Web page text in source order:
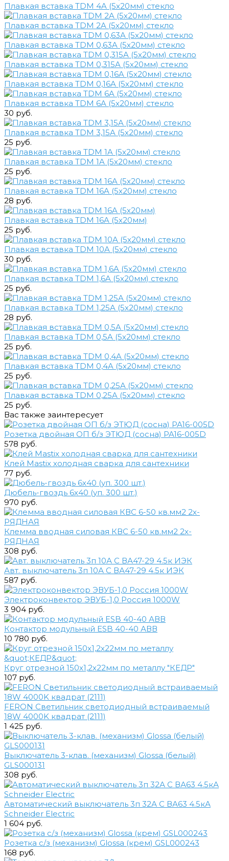
Плавкая вставка TDM 4A (5х20мм) стекло
Плавкая вставка TDM 2A (5х20мм) стекло
Плавкая вставка TDM 0,63A (5х20мм) стекло
Плавкая вставка TDM 0,315A (5х20мм) стекло
Плавкая вставка TDM 0,16A (5х20мм) стекло
Плавкая вставка TDM 6A (5х20мм) стекло
30 руб.
Плавкая вставка TDM 3,15A (5х20мм) стекло
25 руб.
Плавкая вставка TDM 1A (5х20мм) стекло
25 руб.
Плавкая вставка TDM 16A (5х20мм) стекло
28 руб.
Плавкая вставка TDM 16A (5х20мм)
25 руб.
Плавкая вставка TDM 10A (5х20мм) стекло
30 руб.
Плавкая вставка TDM 1,6A (5х20мм) стекло
25 руб.
Плавкая вставка TDM 1,25A (5х20мм) стекло
28 руб.
Плавкая вставка TDM 0,5A (5х20мм) стекло
25 руб.
Плавкая вставка TDM 0,4A (5х20мм) стекло
25 руб.
Плавкая вставка TDM 0,25A (5х20мм) стекло
25 руб.
Вас также заинтересует
Розетка двойная ОП б/з ЭТЮД (сосна) PA16-005D
578 руб.
Клей Mastix холодная сварка для сантехники
77 руб.
Дюбель-гвоздь 6х40 (уп. 300 шт.)
970 руб.
Клемма вводная силовая КВС 6-50 кв.мм2 2х-
РЯДНАЯ
308 руб.
Авт. выключатель 3п 10А С ВА47-29 4.5к ИЭК
587 руб.
Электроконвектор ЭВУБ-1,0 Россия 1000W
3 904 руб.
Контактор модульный ESB 40-40 АВВ
10 780 руб.
Круг отрезной 150х1,2х22мм по металлу "КЕДР"
107 руб.
FERON Светильник светодиодный встраиваемый
18W 4000K квадрат (2111)
1 425 руб.
Выключатель 3-клав. (механизм) Glossa (белый)
GLS000131
308 руб.
Автоматический выключатель 3п 32А С ВА63 4.5кА
Schneider Electric
1 604 руб.
Розетка с/з (механизм) Glossa (крем) GSL000243
168 руб.